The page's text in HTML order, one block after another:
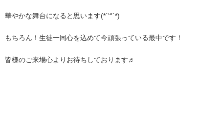
華やかな舞台になると思います(*´꒳`*)
もちろん！生徒一同心を込めて今頑張っている最中です！
皆様のご来場心よりお待ちしております♬